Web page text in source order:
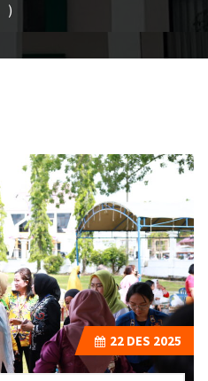
)
22 DES 2025